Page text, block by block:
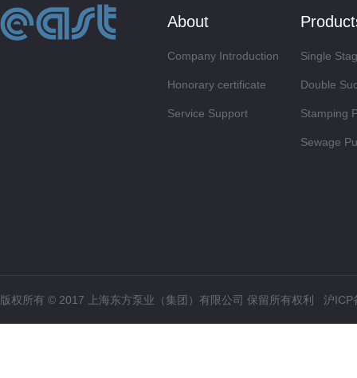
About
Company Introduction
Honorary certificate
Service Support
Single
Double
Stamping
Sewage
版权所有 © 2017 上海东方泵业（集团）有限公司 保留所有权利 沪